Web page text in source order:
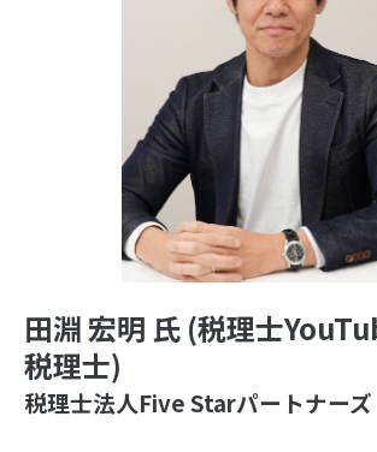
田淵 宏明 氏 (税理士
税理士)
税理士法人Five Starパートナー